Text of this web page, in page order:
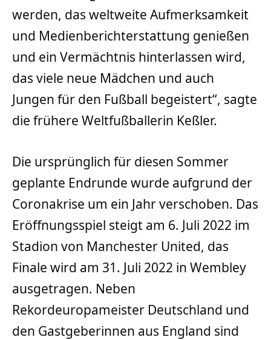
werden, das weltweite Aufmerksamkeit
und Medienberichterstattung genießen
und ein Vermächtnis hinterlassen wird,
das viele neue Mädchen und auch
Jungen für den Fußball begeistert“, sagte
die frühere Weltfußballerin Keßler.
Die ursprünglich für diesen Sommer
geplante Endrunde wurde aufgrund der
Coronakrise um ein Jahr verschoben. Das
Eröffnungsspiel steigt am 6. Juli 2022 im
Stadion von Manchester United, das
Finale wird am 31. Juli 2022 in Wembley
ausgetragen. Neben
Rekordeuropameister Deutschland und
den Gastgeberinnen aus England sind